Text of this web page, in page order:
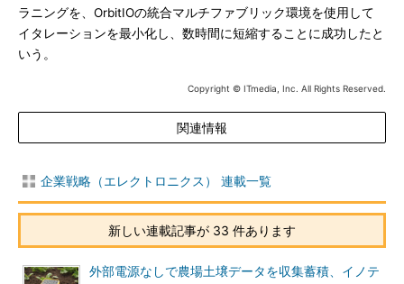
ラニングを、OrbitIOの統合マルチファブリック環境を使用して
イタレーションを最小化し、数時間に短縮することに成功したと
いう。
Copyright © ITmedia, Inc. All Rights Reserved.
関連情報
企業戦略（エレクトロニクス） 連載一覧
新しい連載記事が 33 件あります
外部電源なしで農場土壌データを収集蓄積、イノテ